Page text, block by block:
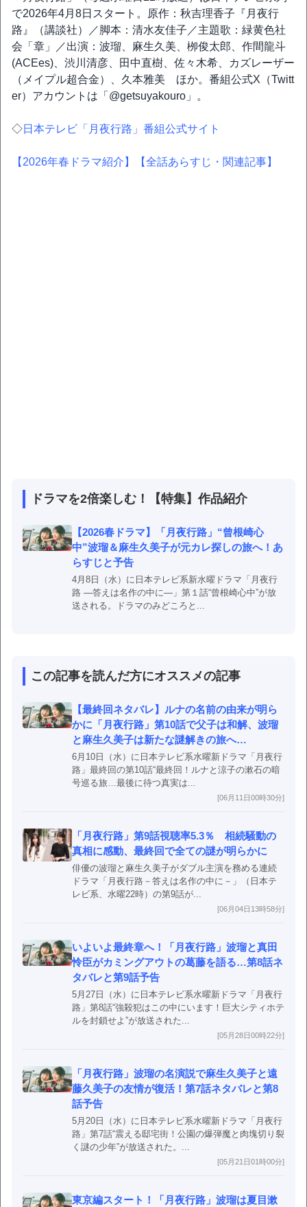
で2026年4月8日スタート。原作：秋吉理香子『月夜行
路』（講談社）／脚本：清水友佳子／主題歌：緑黄色社
会「章」／出演：波瑠、麻生久美、栁俊太郎、作間龍斗
(ACEes)、渋川清彦、田中直樹、佐々木希、カズレーザー
（メイプル超合金）、久本雅美 ほか。番組公式X（Twitt
er）アカウントは「@getsuyakouro」。
◇日本テレビ「月夜行路」番組公式サイト
【2026年春ドラマ紹介】 【全話あらすじ・関連記事】
ドラマを2倍楽しむ！【特集】作品紹介
【2026春ドラマ】「月夜行路」“曾根崎心
中”波瑠＆麻生久美子が元カレ探しの旅へ！あ
らすじと予告
4月8日（水）に日本テレビ系新水曜ドラマ「月夜行
路 ―答えは名作の中に―」第１話“曾根崎心中”が放
送される。ドラマのみどころと...
この記事を読んだ方にオススメの記事
【最終回ネタバレ】ルナの名前の由来が明ら
かに「月夜行路」第10話で父子は和解、波瑠
と麻生久美子は新たな謎解きの旅へ…
6月10日（水）に日本テレビ系水曜新ドラマ「月夜行
路」最終回の第10話“最終回！ルナと涼子の漱石の暗
号巡る旅…最後に待つ真実は...
[06月11日00時30分]
「月夜行路」第9話視聴率5.3％ 相続騒動の
真相に感動、最終回で全ての謎が明らかに
俳優の波瑠と麻生久美子がダブル主演を務める連続
ドラマ「月夜行路－答えは名作の中に－」（日本テ
レビ系、水曜22時）の第9話が...
[06月04日13時58分]
いよいよ最終章へ！「月夜行路」波瑠と真田
怜臣がカミングアウトの葛藤を語る…第8話ネ
タバレと第9話予告
5月27日（水）に日本テレビ系水曜新ドラマ「月夜行
路」第8話“強殺犯はこの中にいます！巨大シティホテ
ルを封鎖せよ”が放送された...
[05月28日00時22分]
「月夜行路」波瑠の名演説で麻生久美子と遠
藤久美子の友情が復活！第7話ネタバレと第8
話予告
5月20日（水）に日本テレビ系水曜新ドラマ「月夜行
路」第7話“震える邸宅街！公園の爆弾魔と肉塊切り裂
く謎の少年”が放送された。...
[05月21日01時00分]
東京編スタート！「月夜行路」波瑠は夏目漱